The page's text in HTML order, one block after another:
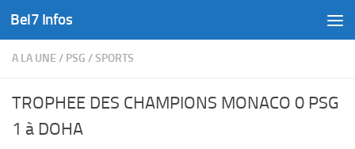
Skip to content
Bel7 Infos
A LA UNE / PSG /SPORTS
TROPHEE DES CHAMPIONS MONACO 0 PSG
1 à DOHA